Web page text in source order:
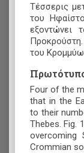
Τέσσερις
του
εξοντώνει
του
Four of the
that in the
to their
Thebes. Fig.
overcoming
Crommian